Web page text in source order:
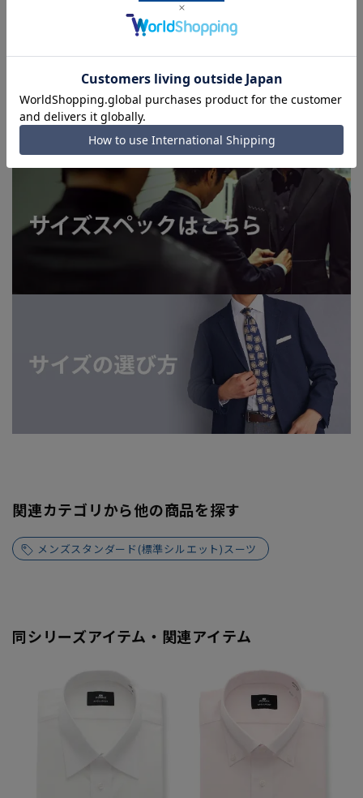
■店舗や各モールサイトと商品在庫を共有しております関係
上、ご注文いただいたタイミングにより欠品が発生し、ご注文
を完了できない場合がございます。予めご了承ください。
■お急ぎ発送のご注文につきましても、ご注文のタイミングに
よってはお急ぎ発送サービスを選択できない場合がございま
す。
関連カテゴリから他の商品を探す
メンズスタンダード(標準シルエット)スーツ
同シリーズアイテム・関連アイテム